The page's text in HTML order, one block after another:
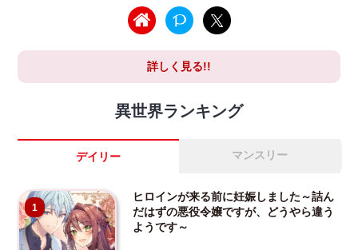
詳しく見る!!
異世界ランキング
デイリー マンスリー
1
ヒロインが来る前に妊娠しました～詰ん
だはずの悪役令嬢ですが、どうやら違う
ようです～